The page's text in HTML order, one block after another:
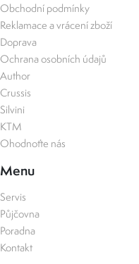
Obchodní podmínky
Reklamace a vrácení zboží
Doprava
Ochrana osobních údajů
Author
Crussis
Silvini
KTM
Ohodnoťte nás
Menu
Servis
Půjčovna
Poradna
Kontakt